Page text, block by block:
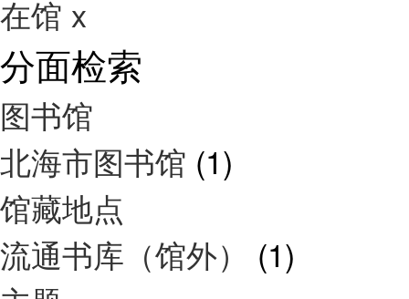
在馆 x
分面检索
图书馆
北海市图书馆 (1)
馆藏地点
流通书库（馆外） (1)